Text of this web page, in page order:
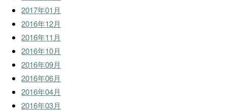
2017年01月
2016年12月
2016年11月
2016年10月
2016年09月
2016年06月
2016年04月
2016年03月